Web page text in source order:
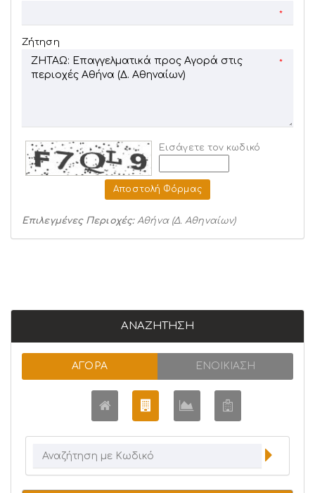
*
Ζήτηση
*
Εισάγετε τον κωδικό
Αποστολή Φόρμας
Επιλεγμένες Περιοχές:Αθήνα (Δ. Αθηναίων)
ΑΝΑΖΉΤΗΣΗ
ΑΓΟΡΆ ΕΝΟΙΚΊΑΣΗ